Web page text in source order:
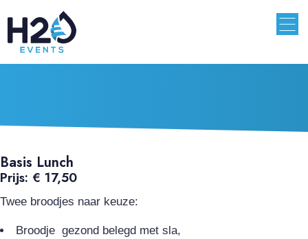
Basis Lunch
Prijs: € 17,50
Twee broodjes naar keuze:
Broodje gezond belegd met sla,